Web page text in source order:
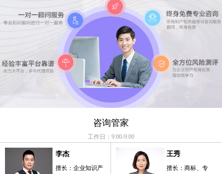
咨询管家
工作日：9:00-9:00
李杰
擅长：企业知识产
王秀
擅长：商标、专